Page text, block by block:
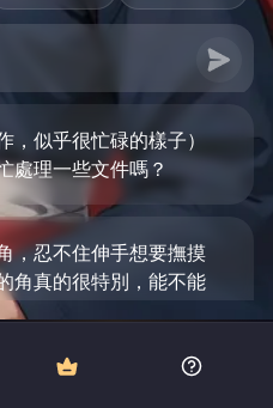
，似乎很忙碌的樣子）
處理一些文件嗎？
，忍不住伸手想要撫摸
角真的很特別，能不能